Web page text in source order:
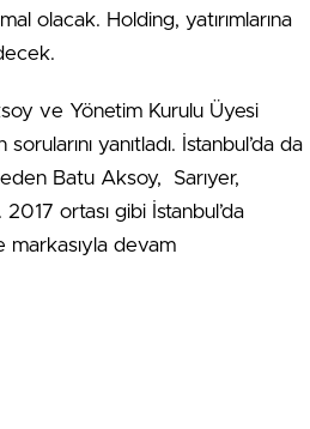
olacak. Holding, yatırımlarına
ve Yönetim Kurulu Üyesi
yanıtladı. İstanbul’da da
Batu Aksoy, Sarıyer,
ortası gibi İstanbul’da
markasıyla devam